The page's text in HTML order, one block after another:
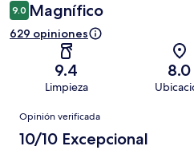
9.0 Magnífico
629 opiniones
9.4
Limpieza
8.0
Opiniones
Opinión verificada
10/10 Excepcional